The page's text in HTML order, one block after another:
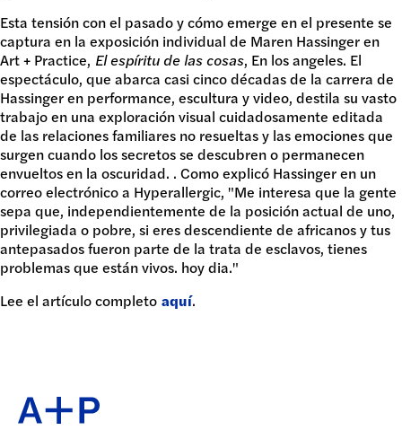
Esta tensión con el pasado y cómo emerge en el presente se
captura en la exposición individual de Maren Hassinger en
Art + Practice, El espíritu de las cosas, En los angeles. El
espectáculo, que abarca casi cinco décadas de la carrera de
Hassinger en performance, escultura y video, destila su vasto
trabajo en una exploración visual cuidadosamente editada
de las relaciones familiares no resueltas y las emociones que
surgen cuando los secretos se descubren o permanecen
envueltos en la oscuridad. . Como explicó Hassinger en un
correo electrónico a Hyperallergic, "Me interesa que la gente
sepa que, independientemente de la posición actual de uno,
privilegiada o pobre, si eres descendiente de africanos y tus
antepasados fueron parte de la trata de esclavos, tienes
problemas que están vivos. hoy dia."
Lee el artículo completo aquí.